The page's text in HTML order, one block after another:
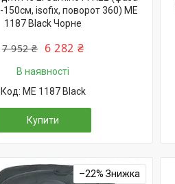
150см, isofix, поворот 360) ME
1187 Black Чорне
7 952 ₴ 6 282 ₴
В наявності
ME 1187 Black
Купити
–22%